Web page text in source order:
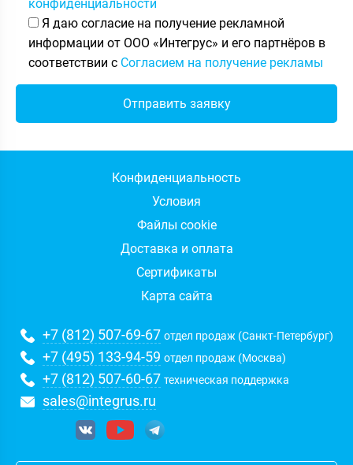
конфиденциальности
Я даю согласие на получение рекламной
информации от ООО «Интегрус» и его партнёров в
соответствии с Согласием на получение рекламы
Конфиденциальность
Условия
Файлы cookie
Доставка и оплата
Сертификаты
Карта сайта
+7 (812) 507-69-67 отдел продаж (Санкт-Петербург)
+7 (495) 133-94-59 отдел продаж (Москва)
+7 (812) 507-60-67 техническая поддержка
sales@integrus.ru